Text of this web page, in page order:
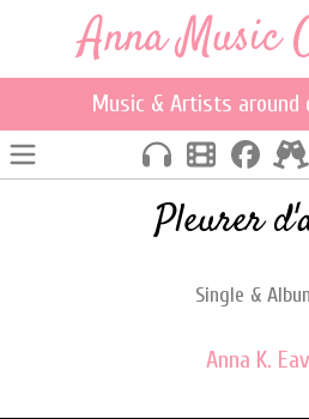
Anna Music
Music & Artists around
Pleurer
Single &
Anna K.